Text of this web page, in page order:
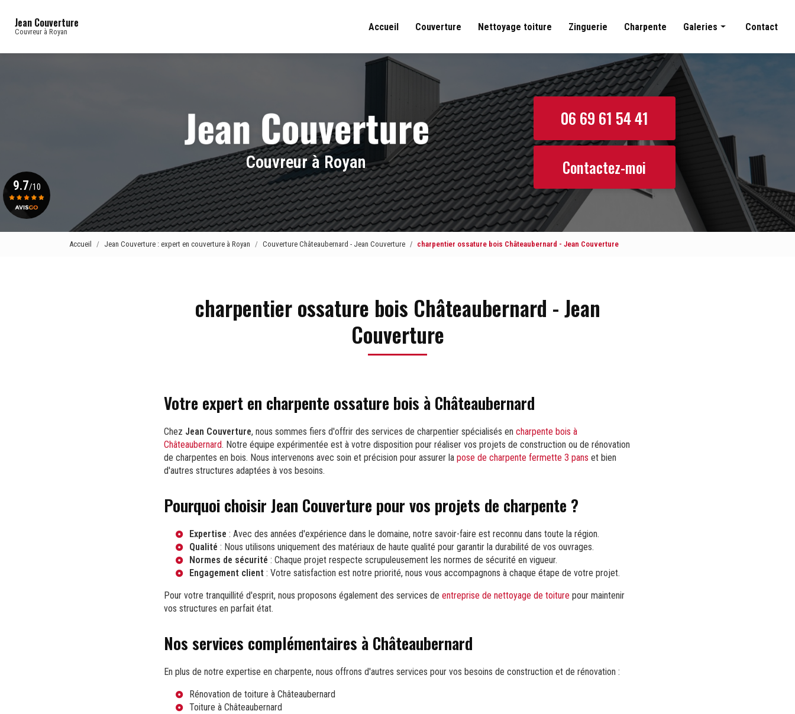
contenu
Jean Couverture
Couvreur à Royan
Accueil
Couverture Nettoyage toiture Zinguerie Charpente Galeries
Couverture
Nettoyage toiture
Contact
Couvreur à Royan
06 69 61 54 41
Contactez-moi
9.7/10
Accueil Jean Couverture : expert en couverture à Royan Couverture Châteaubernard - Jean Couverture charpentier ossature bois Châteaubernard - Jean Couverture
charpentier ossature bois Châteaubernard - Jean
Couverture
Votre expert en charpente ossature bois à Châteaubernard
Chez Jean Couverture, nous sommes fiers d'offrir des services de charpentier spécialisés en charpente bois à
Châteaubernard. Notre équipe expérimentée est à votre disposition pour réaliser vos projets de construction ou de rénovation
de charpentes en bois. Nous intervenons avec soin et précision pour assurer la pose de charpente fermette 3 pans et bien
d'autres structures adaptées à vos besoins.
Pourquoi choisir Jean Couverture pour vos projets de charpente ?
Expertise : Avec des années d'expérience dans le domaine, notre savoir-faire est reconnu dans toute la région.
Qualité : Nous utilisons uniquement des matériaux de haute qualité pour garantir la durabilité de vos ouvrages.
Normes de sécurité : Chaque projet respecte scrupuleusement les normes de sécurité en vigueur.
Engagement client : Votre satisfaction est notre priorité, nous vous accompagnons à chaque étape de votre projet.
Pour votre tranquillité d'esprit, nous proposons également des services de entreprise de nettoyage de toiture pour maintenir
vos structures en parfait état.
Nos services complémentaires à Châteaubernard
En plus de notre expertise en charpente, nous offrons d'autres services pour vos besoins de construction et de rénovation :
Rénovation de toiture à Châteaubernard
Toiture à Châteaubernard